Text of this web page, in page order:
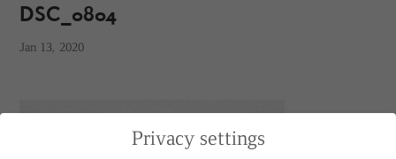
DSC_0804
Jan 13, 2020
Privacy settings